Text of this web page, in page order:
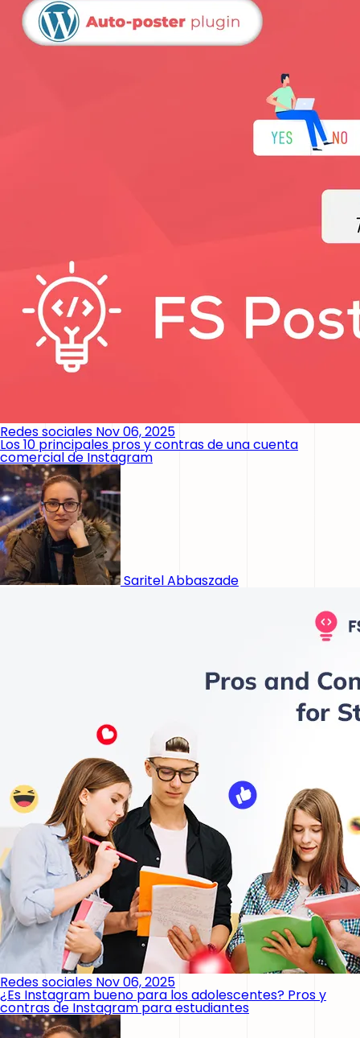
Redes sociales Nov 06, 2025
Los 10 principales pros y contras de una cuenta
comercial de Instagram
Saritel Abbaszade
Redes sociales Nov 06, 2025
¿Es Instagram bueno para los adolescentes? Pros y
contras de Instagram para estudiantes